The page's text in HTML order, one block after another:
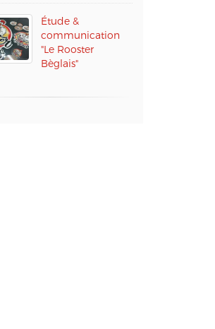
Étude &
communication
"Le Rooster
Bèglais"